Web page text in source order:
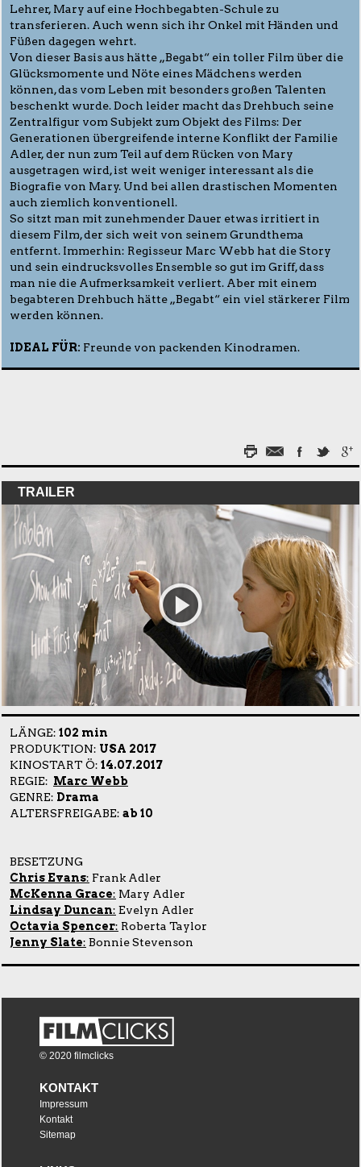
Lehrer, Mary auf eine Hochbegabten-Schule zu
transferieren. Auch wenn sich ihr Onkel mit Händen und
Füßen dagegen wehrt.
Von dieser Basis aus hätte „Begabt“ ein toller Film über die
Glücksmomente und Nöte eines Mädchens werden
können, das vom Leben mit besonders großen Talenten
beschenkt wurde. Doch leider macht das Drehbuch seine
Zentralfigur vom Subjekt zum Objekt des Films: Der
Generationen übergreifende interne Konflikt der Familie
Adler, der nun zum Teil auf dem Rücken von Mary
ausgetragen wird, ist weit weniger interessant als die
Biografie von Mary. Und bei allen drastischen Momenten
auch ziemlich konventionell.
So sitzt man mit zunehmender Dauer etwas irritiert in
diesem Film, der sich weit von seinem Grundthema
entfernt. Immerhin: Regisseur Marc Webb hat die Story
und sein eindrucksvolles Ensemble so gut im Griff, dass
man nie die Aufmerksamkeit verliert. Aber mit einem
begabteren Drehbuch hätte „Begabt“ ein viel stärkerer Film
werden können.
IDEAL FÜR: Freunde von packenden Kinodramen.
TRAILER
LÄNGE: 102 min
PRODUKTION: USA 2017
KINOSTART Ö: 14.07.2017
REGIE: Marc Webb
GENRE: Drama
ALTERSFREIGABE: ab 10
BESETZUNG
Chris Evans: Frank Adler
McKenna Grace: Mary Adler
Lindsay Duncan: Evelyn Adler
Octavia Spencer: Roberta Taylor
Jenny Slate: Bonnie Stevenson
© 2020 filmclicks
KONTAKT
Impressum
Kontakt
Sitemap